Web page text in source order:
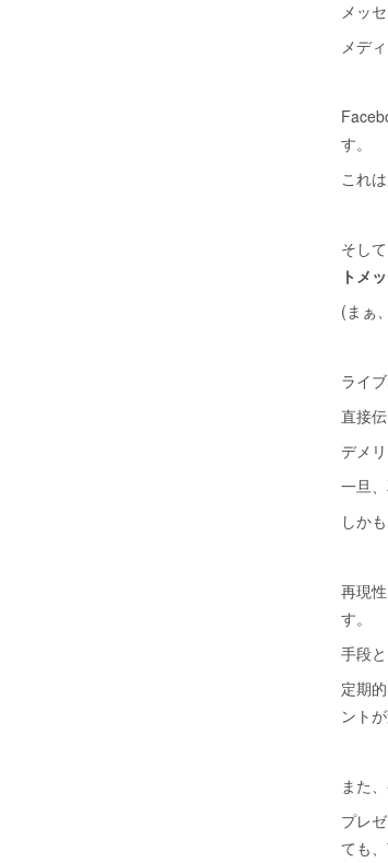
メッ
メデ
す。
これ
そし
トメ
(まぁ
ライ
直接
デメ
一旦
しか
再現
す。
手段
定期
ント
また
プレ
ても